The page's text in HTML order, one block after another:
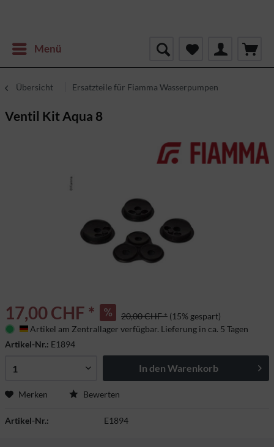
Menü
Übersicht Ersatzteile für Fiamma Wasserpumpen
Ventil Kit Aqua 8
17,00 CHF * 20,00 CHF * (15% gespart)
Deutschland
Artikel am Zentrallager verfügbar. Lieferung in ca. 5 Tagen
Artikel-Nr.: E1894
In den Warenkorb
Merken Bewerten
Artikel-Nr.: E1894